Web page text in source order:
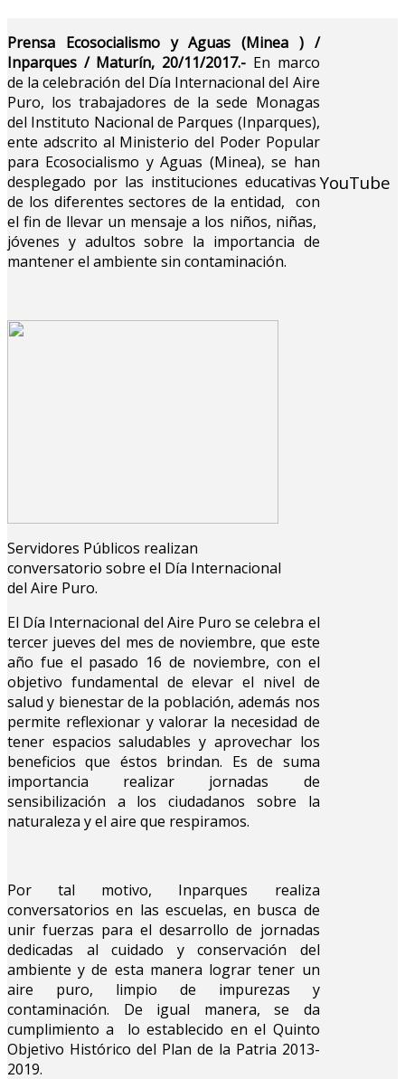
Prensa Ecosocialismo y Aguas (Minea ) /
Inparques / Maturín, 20/11/2017.- En marco
de la celebración del Día Internacional del Aire
Puro, los trabajadores de la sede Monagas
del Instituto Nacional de Parques (Inparques),
ente adscrito al Ministerio del Poder Popular
para Ecosocialismo y Aguas (Minea), se han
desplegado por las instituciones educativas
de los diferentes sectores de la entidad, con
el fin de llevar un mensaje a los niños, niñas,
jóvenes y adultos sobre la importancia de
mantener el ambiente sin contaminación.
Servidores Públicos realizan
conversatorio sobre el Día Internacional
del Aire Puro.
El Día Internacional del Aire Puro se celebra el
tercer jueves del mes de noviembre, que este
año fue el pasado 16 de noviembre, con el
objetivo fundamental de elevar el nivel de
salud y bienestar de la población, además nos
permite reflexionar y valorar la necesidad de
tener espacios saludables y aprovechar los
beneficios que éstos brindan. Es de suma
importancia realizar jornadas de
sensibilización a los ciudadanos sobre la
naturaleza y el aire que respiramos.
Por tal motivo, Inparques realiza
conversatorios en las escuelas, en busca de
unir fuerzas para el desarrollo de jornadas
dedicadas al cuidado y conservación del
ambiente y de esta manera lograr tener un
aire puro, limpio de impurezas y
contaminación. De igual manera, se da
cumplimiento a lo establecido en el Quinto
Objetivo Histórico del Plan de la Patria 2013-
2019.
YouTube